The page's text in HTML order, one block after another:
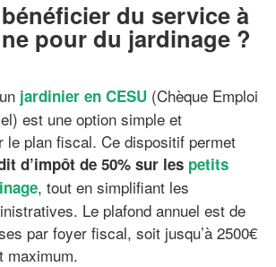
du service à
pour du jardinage ?
jardinier en CESU (Chèque Emploi
est une option simple et
le plan fiscal. Ce dispositif permet
d’impôt de 50% sur les petits
, tout en simplifiant les
Le plafond annuel est de
par foyer fiscal, soit jusqu’à 2500€
maximum.